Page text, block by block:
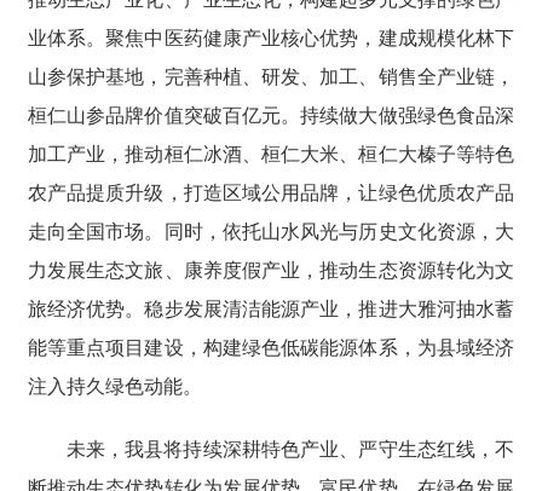
业体系。聚焦中医药健康产业核心优势，建成规模化林下
山参保护基地，完善种植、研发、加工、销售全产业链，
桓仁山参品牌价值突破百亿元。持续做大做强绿色食品深
加工产业，推动桓仁冰酒、桓仁大米、桓仁大榛子等特色
农产品提质升级，打造区域公用品牌，让绿色优质农产品
走向全国市场。同时，依托山水风光与历史文化资源，大
力发展生态文旅、康养度假产业，推动生态资源转化为文
旅经济优势。稳步发展清洁能源产业，推进大雅河抽水蓄
能等重点项目建设，构建绿色低碳能源体系，为县域经济
注入持久绿色动能。
未来，我县将持续深耕特色产业、严守生态红线，不